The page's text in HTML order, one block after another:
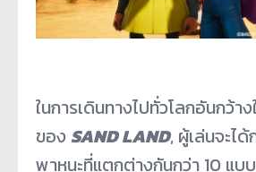
ในการเดินทางไปทั่วโลกอันกว้า
ของ SAND LAND, ผู้เล่นจะได้
พาหนะที่แตกต่างกันกว่า 10 แบ